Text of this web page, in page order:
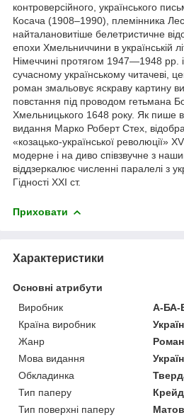
контроверсійного, українського
Косача (1908–1990), племінника
найталановитіше белетристичне
епохи Хмельниччини в українській
Німеччині протягом 1947—1948 рр.
сучасному українському читачеві,
роман змальовує яскраву картину
повстання під проводом гетьмана
Хмельницького 1648 року. Як пише в
видання Марко Роберт Стех,
«козацько-української революції»
модерне і на диво співзвучне з
віддзеркалює численні паралелі з
Гідності ХХІ ст.
Приховати
Характеристики
Основні атрибути
Виробник
А-БА-
Країна виробник
Жанр
Роман
Мова видання
Обкладинка
Тип паперу
Тип поверхні паперу